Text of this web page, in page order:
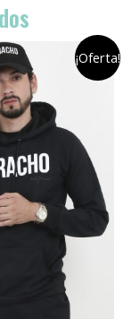
¡Oferta!